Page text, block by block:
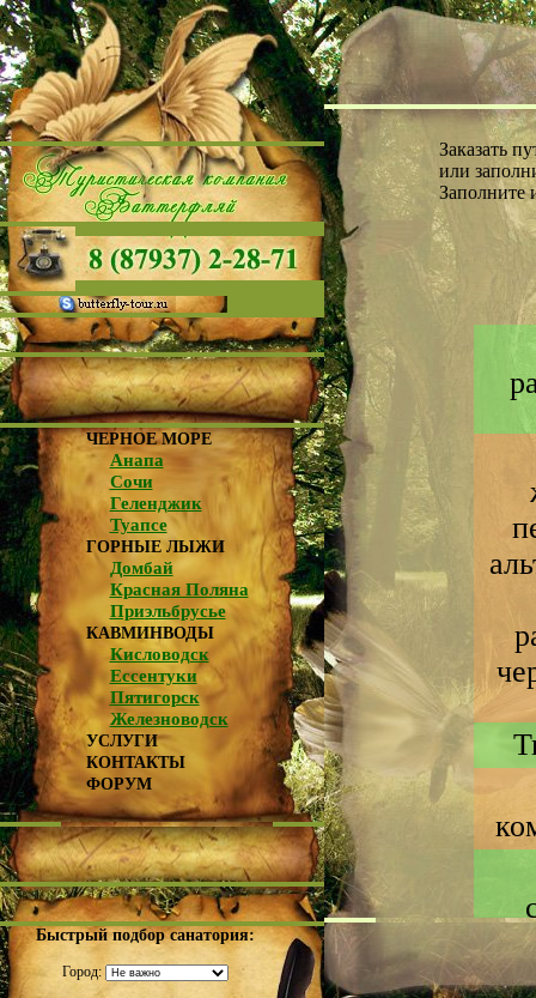
ЧЕРНОЕ МОРЕ
Анапа
Сочи
Геленджик
Туапсе
ГОРНЫЕ ЛЫЖИ
Домбай
Красная Поляна
Приэльбрусье
КАВМИНВОДЫ
Кисловодск
Ессентуки
Пятигорск
Железноводск
УСЛУГИ
КОНТАКТЫ
ФОРУМ
Быстрый подбор санатория:
Город:
Заказать
или
Заполните